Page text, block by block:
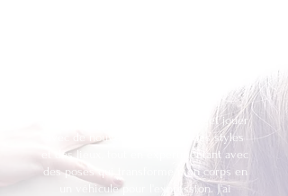
J'adore être mon propre modèle et jouer
avec de nouveaux concepts, des styles
et des lieux, tout en expérimentant avec
des poses qui transforme mon corps en
un véhicule pour l'expression. J'ai